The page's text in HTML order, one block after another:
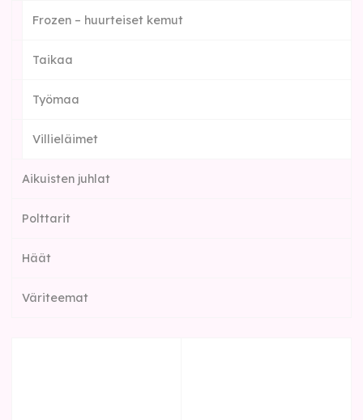
Frozen – huurteiset kemut
Taikaa
Työmaa
Villieläimet
Aikuisten juhlat
Polttarit
Häät
Väriteemat